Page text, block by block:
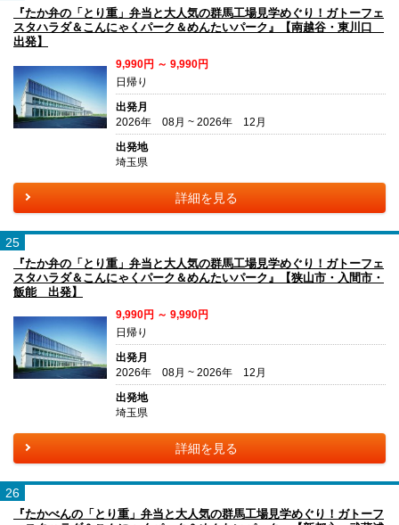
『たか弁の「とり重」弁当と大人気の群馬工場見学めぐり！ガトーフェ
スタハラダ＆こんにゃくパーク＆めんたいパーク』【南越谷・東川口
出発】
9,990円 ～ 9,990円
日帰り
出発月
2026年 08月 ~ 2026年 12月
出発地
埼玉県
詳細を見る
25
『たか弁の「とり重」弁当と大人気の群馬工場見学めぐり！ガトーフェ
スタハラダ＆こんにゃくパーク＆めんたいパーク』【狭山市・入間市・
飯能 出発】
9,990円 ～ 9,990円
日帰り
出発月
2026年 08月 ~ 2026年 12月
出発地
埼玉県
詳細を見る
26
『たかべんの「とり重」弁当と大人気の群馬工場見学めぐり！ガトーフ